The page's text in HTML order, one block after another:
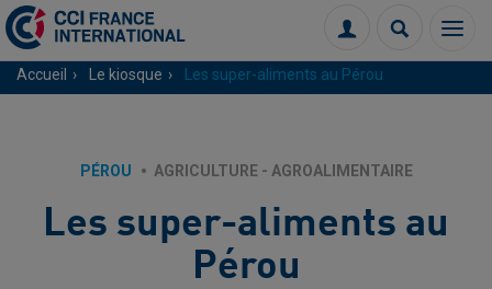
Menu
Connexion
Accueil Le kiosque Les super-aliments au Pérou
PÉROU AGRICULTURE - AGROALIMENTAIRE
Les super-aliments au
Pérou